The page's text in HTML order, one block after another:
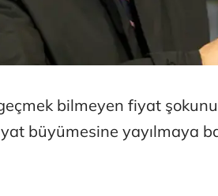
bilmeyen fiyat
büyümesine yayılmaya